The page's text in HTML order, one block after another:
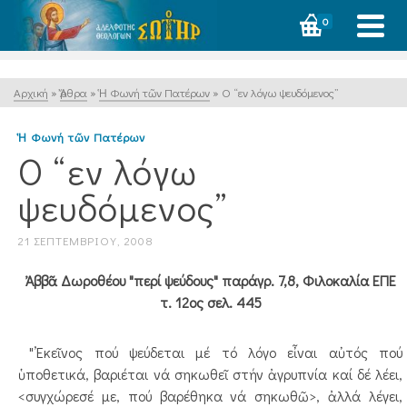
0
Αρχική » Ἄρθρα » Ἡ Φωνή τῶν Πατέρων » Ο “εν λόγω ψευδόμενος”
Ἡ Φωνή τῶν Πατέρων
Ο “εν λόγω
ψευδόμενος”
21 ΣΕΠΤΕΜΒΡΊΟΥ, 2008
Ἀββᾶ Δωροθέου "περί ψεύδους" παράγρ. 7,8, Φιλοκαλία ΕΠΕ
τ. 12ος σελ. 445
"’Εκεῖνος πού ψεύδεται μέ τό λόγο εἶναι αὐτός πού
ὑποθετικά, βαριέται νά σηκωθεῖ στήν ἀγρυπνία καί δέ λέει,
<συγχώρεσέ με, πού βαρέθηκα νά σηκωθῶ>, ἀλλά λέγει,